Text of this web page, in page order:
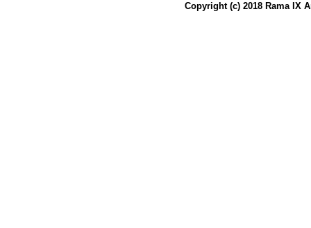
Copyright (c) 2018 Rama IX